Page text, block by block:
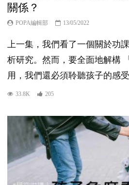
關係？
POPA編輯部 13/05/2022
上一集，我們看了一個關於功
析研究。然而，要全面地解構
用，我們還必須聆聽孩子的感
33.8K 205